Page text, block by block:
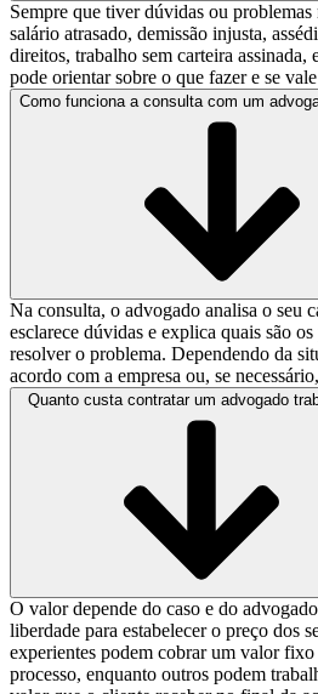
Sempre que tiver dúvidas ou
salário atrasado, demissão injusta,
direitos, trabalho sem carteira
pode orientar sobre o que fazer e se
Como funciona a consulta com um
Na consulta, o advogado analisa o seu
esclarece dúvidas e explica quais são
resolver o problema. Dependendo da
acordo com a empresa ou, se
Quanto custa contratar um advogado
O valor depende do caso e do
liberdade para estabelecer o preço dos
experientes podem cobrar um valor
processo, enquanto outros podem